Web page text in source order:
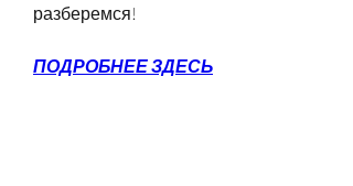
разберемся!
ПОДРОБНЕЕ ЗДЕСЬ